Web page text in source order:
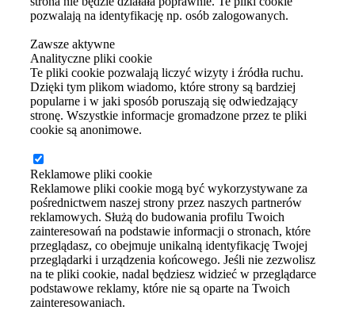
pozwalają na identyfikację np. osób zalogowanych.
Zawsze aktywne
Analityczne pliki cookie
Te pliki cookie pozwalają liczyć wizyty i źródła ruchu.
Dzięki tym plikom wiadomo, które strony są bardziej
popularne i w jaki sposób poruszają się odwiedzający
stronę. Wszystkie informacje gromadzone przez te pliki
cookie są anonimowe.
Reklamowe pliki cookie
Reklamowe pliki cookie mogą być wykorzystywane za
pośrednictwem naszej strony przez naszych partnerów
reklamowych. Służą do budowania profilu Twoich
zainteresowań na podstawie informacji o stronach, które
przeglądasz, co obejmuje unikalną identyfikację Twojej
przeglądarki i urządzenia końcowego. Jeśli nie zezwolisz
na te pliki cookie, nadal będziesz widzieć w przeglądarce
podstawowe reklamy, które nie są oparte na Twoich
zainteresowaniach.